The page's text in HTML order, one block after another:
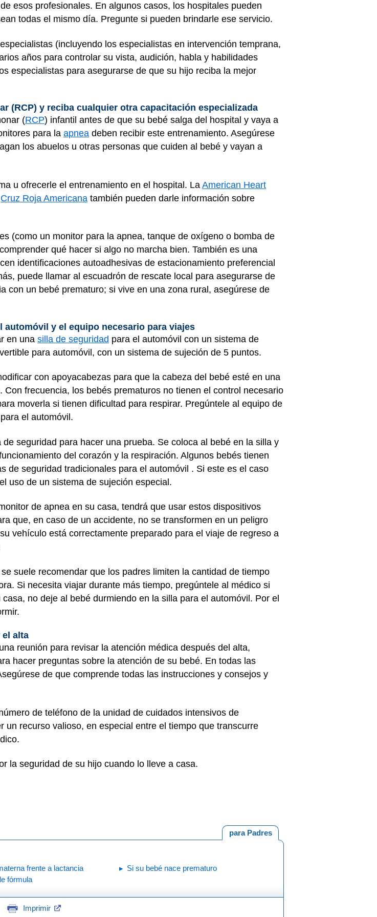
esos profesionales. En algunos casos, los hospitales pueden
todas el mismo día. Pregunte si pueden brindarle ese servicio.
(incluyendo los especialistas en intervención temprana,
años para controlar su vista, audición, habla y habilidades
especialistas para asegurarse de que su hijo reciba la mejor
(RCP) y reciba cualquier otra capacitación especializada
(RCP) infantil antes de que su bebé salga del hospital y vaya a
para la apnea deben recibir este entrenamiento. Asegúrese
los abuelos u otras personas que cuiden al bebé y vayan a
u ofrecerle el entrenamiento en el hospital. LaAmerican Heart
Cruz Roja Americana también pueden darle información sobre
(como un monitor para la apnea, tanque de oxígeno o bomba de
qué hacer si algo no marcha bien. También es una
identificaciones autoadhesivas de estacionamiento preferencial
puede llamar al escuadrón de rescate local para asegurarse de
con un bebé prematuro; si vive en una zona rural, asegúrese de
y el equipo necesario para viajes
en una silla de seguridad para el automóvil con un sistema de
para automóvil, con un sistema de sujeción de 5 puntos.
con apoyacabezas para que la cabeza del bebé esté en una
frecuencia, los bebés prematuros no tienen el control necesario
moverla si tienen dificultad para respirar. Pregúntele al equipo de
el automóvil.
seguridad para hacer una prueba. Se coloca al bebé en la silla y
del corazón y la respiración. Algunos bebés tienen
de seguridad tradicionales para el automóvil . Si este es el caso
uso de un sistema de sujeción especial.
de apnea en su casa, tendrá que usar estos dispositivos
que, en caso de un accidente, no se transformen en un peligro
vehículo está correctamente preparado para el viaje de regreso a
suele recomendar que los padres limiten la cantidad de tiempo
Si necesita viajar durante más tiempo, pregúntele al médico si
no deje al bebé durmiendo en la silla para el automóvil. Por el
el alta
reunión para revisar la atención médica después del alta,
hacer preguntas sobre la atención de su bebé. En todas las
de que comprende todas las instrucciones y consejos y
de teléfono de la unidad de cuidados intensivos de
recurso valioso, en especial entre el tiempo que transcurre
la seguridad de su hijo cuando lo lleve a casa.
para Padres
frente a lactancia
fórmula
Si su bebé nace prematuro
Imprimir